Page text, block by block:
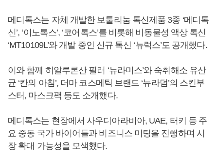
메디톡스는 자체 개발한 보툴리눔 톡신제품 3종 ‘메디톡
신’, ‘이노톡스’, ‘코어톡스’를 비롯해 비동물성 액상 톡신
‘MT10109L’와 개발 중인 신규 톡신 ‘뉴럭스’도 공개했다.
이와 함께 히알루론산 필러 ‘뉴라미스’와 숙취해소 유산
균 ‘칸의 아침’, 더마 코스메틱 브랜드 ‘뉴라덤’의 스킨부
스터, 마스크팩 등도 소개했다.
메디톡스는 현장에서 사우디아라비아, UAE, 터키 등 주
요 중동 국가 바이어들과 비즈니스 미팅을 진행하며 시
장 확대 가능성을 모색했다.